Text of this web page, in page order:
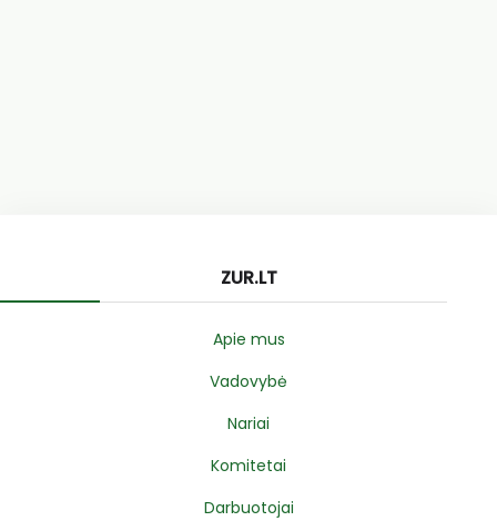
ZUR.LT
Apie mus
Vadovybė
Nariai
Komitetai
Darbuotojai